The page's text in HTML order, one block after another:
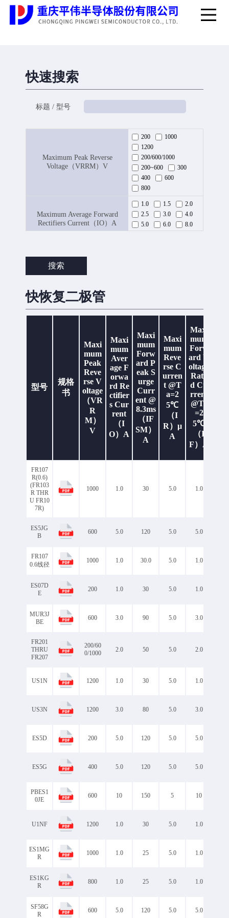
快速搜索
标题 / 型号
Maximum Peak Reverse
Voltage（VRRM）V
200
1000
1200
200/600/1000
200~600
300
400
600
800
Maximum Average Forward
Rectifiers Current（IO）A
1.0 1.5
2.0
2.5
3.0
4.0
5.0
6.0
8.0
Maximum Forward Peak Surge
Maximum Reverse Current
5 5.0
Maximum Forward Voltage
Rated Current @Ta=25℃（IF）
1.0 1.5
2.0
3.0
4.0
5.0
6.0
8.0
10
10.0
Maximum Forward Voltage
Rated Current @Ta=25℃
0.95
0.95~1.7
1.0
1.00
1.25
1.28
1.3
1.30
1.5
1.7
1.70
1.90
2.2
2.5
Maximum Reverse Recovery
150
Maximum Junction
Temperature（TJ）℃
150 175
Package
DO-27/DO-201AD
PS-277B
SMB
SMBF
搜索
快恢复二极管
型号
规格
书
Maxi
mum
Peak
Reve
rse V
oltage
（VR
R
M）
V
Maxi
mum
Aver
age F
orwa
rd Re
ctifier
s Cur
rent
（I
O）A
Maxi
mum
Forw
ard P
eak S
urge
Curr
ent @
8.3ms
（IF
SM）
A
Maxi
mum
Reve
rse C
urren
t @T
a=2
5℃
（I
R）µ
A
Maxi
mum
Forw
ard V
oltage
Rate
d Cu
rrent
@Ta
=2
5℃
（I
F）A
FR107
R(0.6)
(FR103
R THR
U FR10
7R)
1000 1.0 30 5.0 1.0
ES5JG
B
600 5.0 120 5.0 5.0
FR107
0.6线径
1000 1.0 30.0 5.0 1.0
ES07D
E
200 1.0 30 5.0 1.0
MUR3J
BE
600 3.0 90 5.0 3.0
FR201
THRU
FR207
200/60
0/1000
2.0 50 5.0 2.0
US1N 1200 1.0 30 5.0 1.0
US3N 1200 3.0 80 5.0 3.0
ES5D 200 5.0 120 5.0 5.0
ES5G 400 5.0 120 5.0 5.0
PBES1
0JE
600 10 150 5 10
U1NF 1200 1.0 30 5.0 1.0
ES1MG
R
1000 1.0 25 5.0 1.0
ES1KG
R
800 1.0 25 5.0 1.0
SF58G
R
600 5.0 120 5.0 5.0